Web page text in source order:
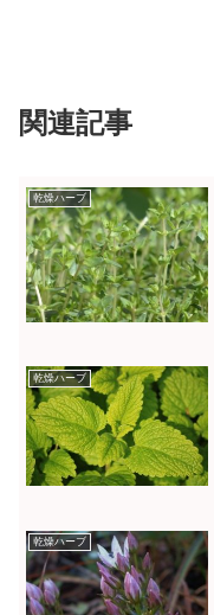
関連記事
乾燥ハーブ
乾燥ハーブ
乾燥ハーブ